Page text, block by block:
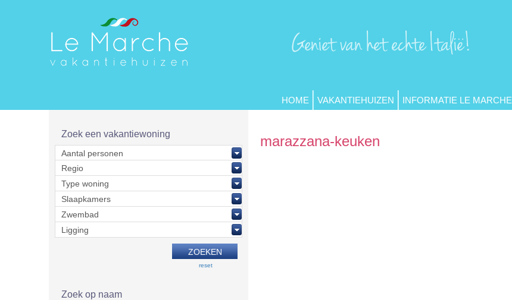
HOME VAKANTIEHUIZEN INFORMATIE LE MARCHE
Zoek een vakantiewoning
reset
Zoek op naam
marazzana-keuken